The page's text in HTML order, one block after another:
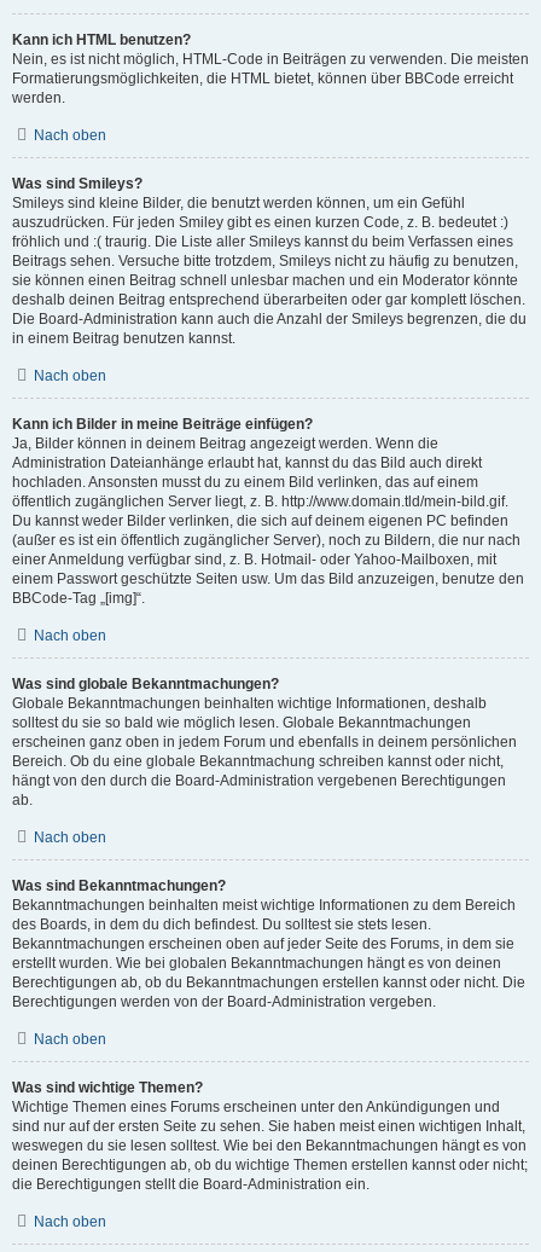
Kann ich HTML benutzen?
Nein, es ist nicht möglich, HTML-Code in Beiträgen zu verwenden. Die meisten
Formatierungsmöglichkeiten, die HTML bietet, können über BBCode erreicht
werden.
Nach oben
Was sind Smileys?
Smileys sind kleine Bilder, die benutzt werden können, um ein Gefühl
auszudrücken. Für jeden Smiley gibt es einen kurzen Code, z. B. bedeutet :)
fröhlich und :( traurig. Die Liste aller Smileys kannst du beim Verfassen eines
Beitrags sehen. Versuche bitte trotzdem, Smileys nicht zu häufig zu benutzen,
sie können einen Beitrag schnell unlesbar machen und ein Moderator könnte
deshalb deinen Beitrag entsprechend überarbeiten oder gar komplett löschen.
Die Board-Administration kann auch die Anzahl der Smileys begrenzen, die du
in einem Beitrag benutzen kannst.
Nach oben
Kann ich Bilder in meine Beiträge einfügen?
Ja, Bilder können in deinem Beitrag angezeigt werden. Wenn die
Administration Dateianhänge erlaubt hat, kannst du das Bild auch direkt
hochladen. Ansonsten musst du zu einem Bild verlinken, das auf einem
öffentlich zugänglichen Server liegt, z. B. http://www.domain.tld/mein-bild.gif.
Du kannst weder Bilder verlinken, die sich auf deinem eigenen PC befinden
(außer es ist ein öffentlich zugänglicher Server), noch zu Bildern, die nur nach
einer Anmeldung verfügbar sind, z. B. Hotmail- oder Yahoo-Mailboxen, mit
einem Passwort geschützte Seiten usw. Um das Bild anzuzeigen, benutze den
BBCode-Tag „[img]“.
Nach oben
Was sind globale Bekanntmachungen?
Globale Bekanntmachungen beinhalten wichtige Informationen, deshalb
solltest du sie so bald wie möglich lesen. Globale Bekanntmachungen
erscheinen ganz oben in jedem Forum und ebenfalls in deinem persönlichen
Bereich. Ob du eine globale Bekanntmachung schreiben kannst oder nicht,
hängt von den durch die Board-Administration vergebenen Berechtigungen
ab.
Nach oben
Was sind Bekanntmachungen?
Bekanntmachungen beinhalten meist wichtige Informationen zu dem Bereich
des Boards, in dem du dich befindest. Du solltest sie stets lesen.
Bekanntmachungen erscheinen oben auf jeder Seite des Forums, in dem sie
erstellt wurden. Wie bei globalen Bekanntmachungen hängt es von deinen
Berechtigungen ab, ob du Bekanntmachungen erstellen kannst oder nicht. Die
Berechtigungen werden von der Board-Administration vergeben.
Nach oben
Was sind wichtige Themen?
Wichtige Themen eines Forums erscheinen unter den Ankündigungen und
sind nur auf der ersten Seite zu sehen. Sie haben meist einen wichtigen Inhalt,
weswegen du sie lesen solltest. Wie bei den Bekanntmachungen hängt es von
deinen Berechtigungen ab, ob du wichtige Themen erstellen kannst oder nicht;
die Berechtigungen stellt die Board-Administration ein.
Nach oben